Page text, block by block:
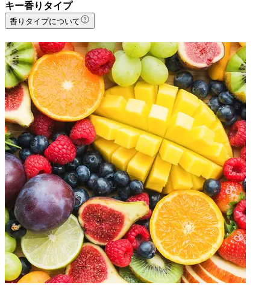
キー香りタイプ
香りタイプについて